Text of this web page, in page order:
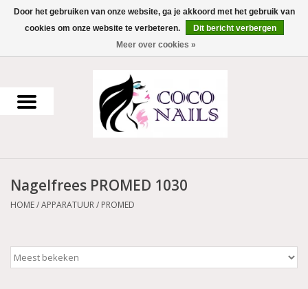
0 Artikelen - €0,00
Uv Gel
Acrylpoeder
Werkmateriaal
Nagelfrees PROMED 1030
HOME/APPARATUUR/ PROMED
Door het gebruiken van onze website, ga je akkoord met het gebruik van
cookies om onze website te verbeteren.
Dit bericht verbergen
Meer over cookies »